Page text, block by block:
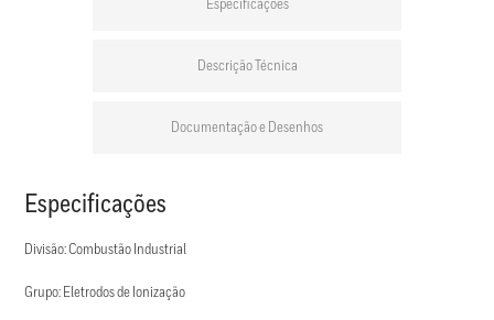
Especificações
Descrição Técnica
Documentação e Desenhos
Especificações
Divisão: Combustão Industrial
Grupo: Eletrodos de Ionização